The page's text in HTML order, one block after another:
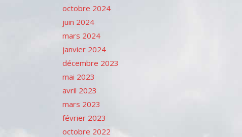
octobre 2024
juin 2024
mars 2024
janvier 2024
décembre 2023
mai 2023
avril 2023
mars 2023
février 2023
octobre 2022